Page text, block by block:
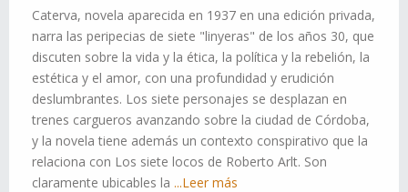
Caterva, novela aparecida en 1937 en una edición privada,
narra las peripecias de siete "linyeras" de los años 30, que
discuten sobre la vida y la ética, la política y la rebelión, la
estética y el amor, con una profundidad y erudición
deslumbrantes. Los siete personajes se desplazan en
trenes cargueros avanzando sobre la ciudad de Córdoba,
y la novela tiene además un contexto conspirativo que la
relaciona con Los siete locos de Roberto Arlt. Son
claramente ubicables la ...Leer más